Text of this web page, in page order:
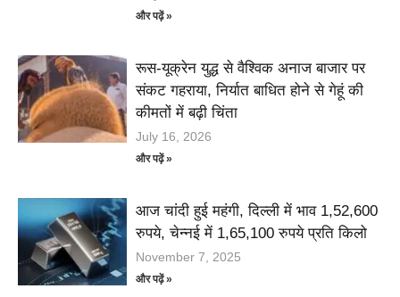
और पढ़ें »
रूस-यूक्रेन युद्ध से वैश्विक अनाज बाजार पर
संकट गहराया, निर्यात बाधित होने से गेहूं की
कीमतों में बढ़ी चिंता
July 16, 2026
और पढ़ें »
आज चांदी हुई महंगी, दिल्ली में भाव 1,52,600
रुपये, चेन्नई में 1,65,100 रुपये प्रति किलो
November 7, 2025
और पढ़ें »